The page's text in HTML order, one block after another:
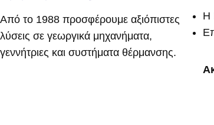
Από το 1988 προσφέρουμε αξιόπιστες
λύσεις σε γεωργικά μηχανήματα,
γεννήτριες και συστήματα θέρμανσης.
Η